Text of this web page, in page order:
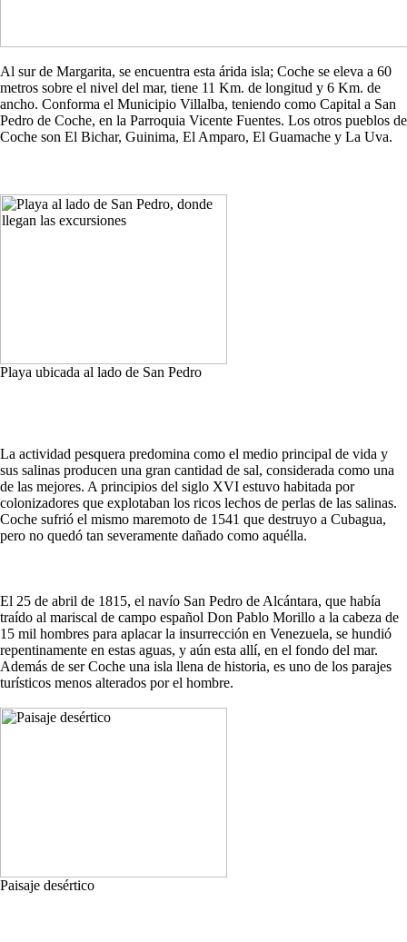
Al sur de Margarita, se encuentra esta árida isla; Coche se eleva a 60
metros sobre el nivel del mar, tiene 11 Km. de longitud y 6 Km. de
ancho. Conforma el Municipio Villalba, teniendo como Capital a San
Pedro de Coche, en la Parroquia Vicente Fuentes. Los otros pueblos de
Coche son El Bichar, Guinima, El Amparo, El Guamache y La Uva.
Playa ubicada al lado de San Pedro
La actividad pesquera predomina como el medio principal de vida y
sus salinas producen una gran cantidad de sal, considerada como una
de las mejores. A principios del siglo XVI estuvo habitada por
colonizadores que explotaban los ricos lechos de perlas de las salinas.
Coche sufrió el mismo maremoto de 1541 que destruyo a Cubagua,
pero no quedó tan severamente dañado como aquélla.
El 25 de abril de 1815, el navío San Pedro de Alcántara, que había
traído al mariscal de campo español Don Pablo Morillo a la cabeza de
15 mil hombres para aplacar la insurrección en Venezuela, se hundió
repentinamente en estas aguas, y aún esta allí, en el fondo del mar.
Además de ser Coche una isla llena de historia, es uno de los parajes
turísticos menos alterados por el hombre.
Paisaje desértico